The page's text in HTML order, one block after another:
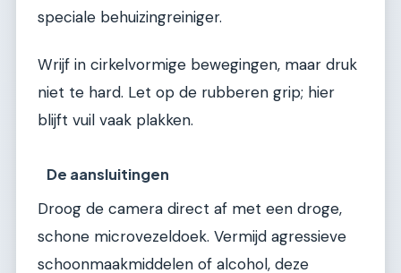
speciale behuizingreiniger.
Wrijf in cirkelvormige bewegingen, maar druk
niet te hard. Let op de rubberen grip; hier
blijft vuil vaak plakken.
De aansluitingen
Droog de camera direct af met een droge,
schone microvezeldoek. Vermijd agressieve
schoonmaakmiddelen of alcohol, deze